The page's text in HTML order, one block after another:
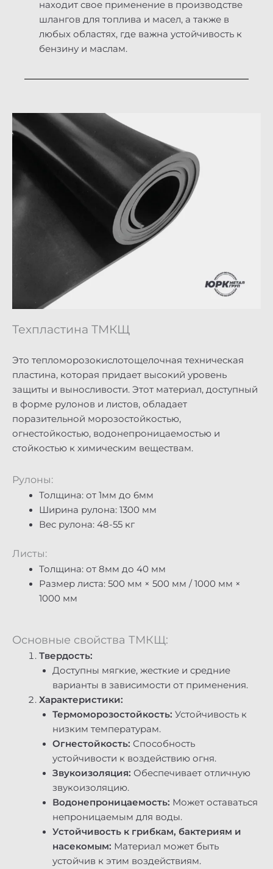
находит свое применение в производстве
шлангов для топлива и масел, а также в
любых областях, где важна устойчивость к
бензину и маслам.
Техпластина ТМКЩ
Это тепломорозокислотощелочная техническая
пластина, которая придает высокий уровень
защиты и выносливости. Этот материал, доступный
в форме рулонов и листов, обладает
поразительной морозостойкостью,
огнестойкостью, водонепроницаемостью и
стойкостью к химическим веществам.
Рулоны:
Толщина: от 1мм до 6мм
Ширина рулона: 1300 мм
Вес рулона: 48-55 кг
Листы:
Толщина: от 8мм до 40 мм
Размер листа: 500 мм × 500 мм / 1000 мм ×
1000 мм
Основные свойства ТМКЩ:
Твердость:
Доступны мягкие, жесткие и средние
варианты в зависимости от применения.
Характеристики:
Термоморозостойкость: Устойчивость к
низким температурам.
Огнестойкость: Способность
устойчивости к воздействию огня.
Звукоизоляция: Обеспечивает отличную
звукоизоляцию.
Водонепроницаемость: Может оставаться
непроницаемым для воды.
Устойчивость к грибкам, бактериям и
насекомым: Материал может быть
устойчив к этим воздействиям.